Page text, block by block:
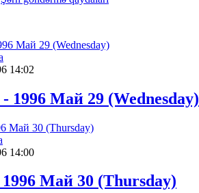
14:02
1996 Май 29 (Wednesday)
14:00
Май 30 (Thursday)